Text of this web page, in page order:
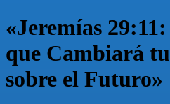
«Jeremías
que Cambiará
sobre el Futuro»